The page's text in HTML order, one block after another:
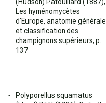
Les hyménomycètes
d'Europe, anatomie générale
et classification des
champignons supérieurs, p.
137
Polyporellus squamatus